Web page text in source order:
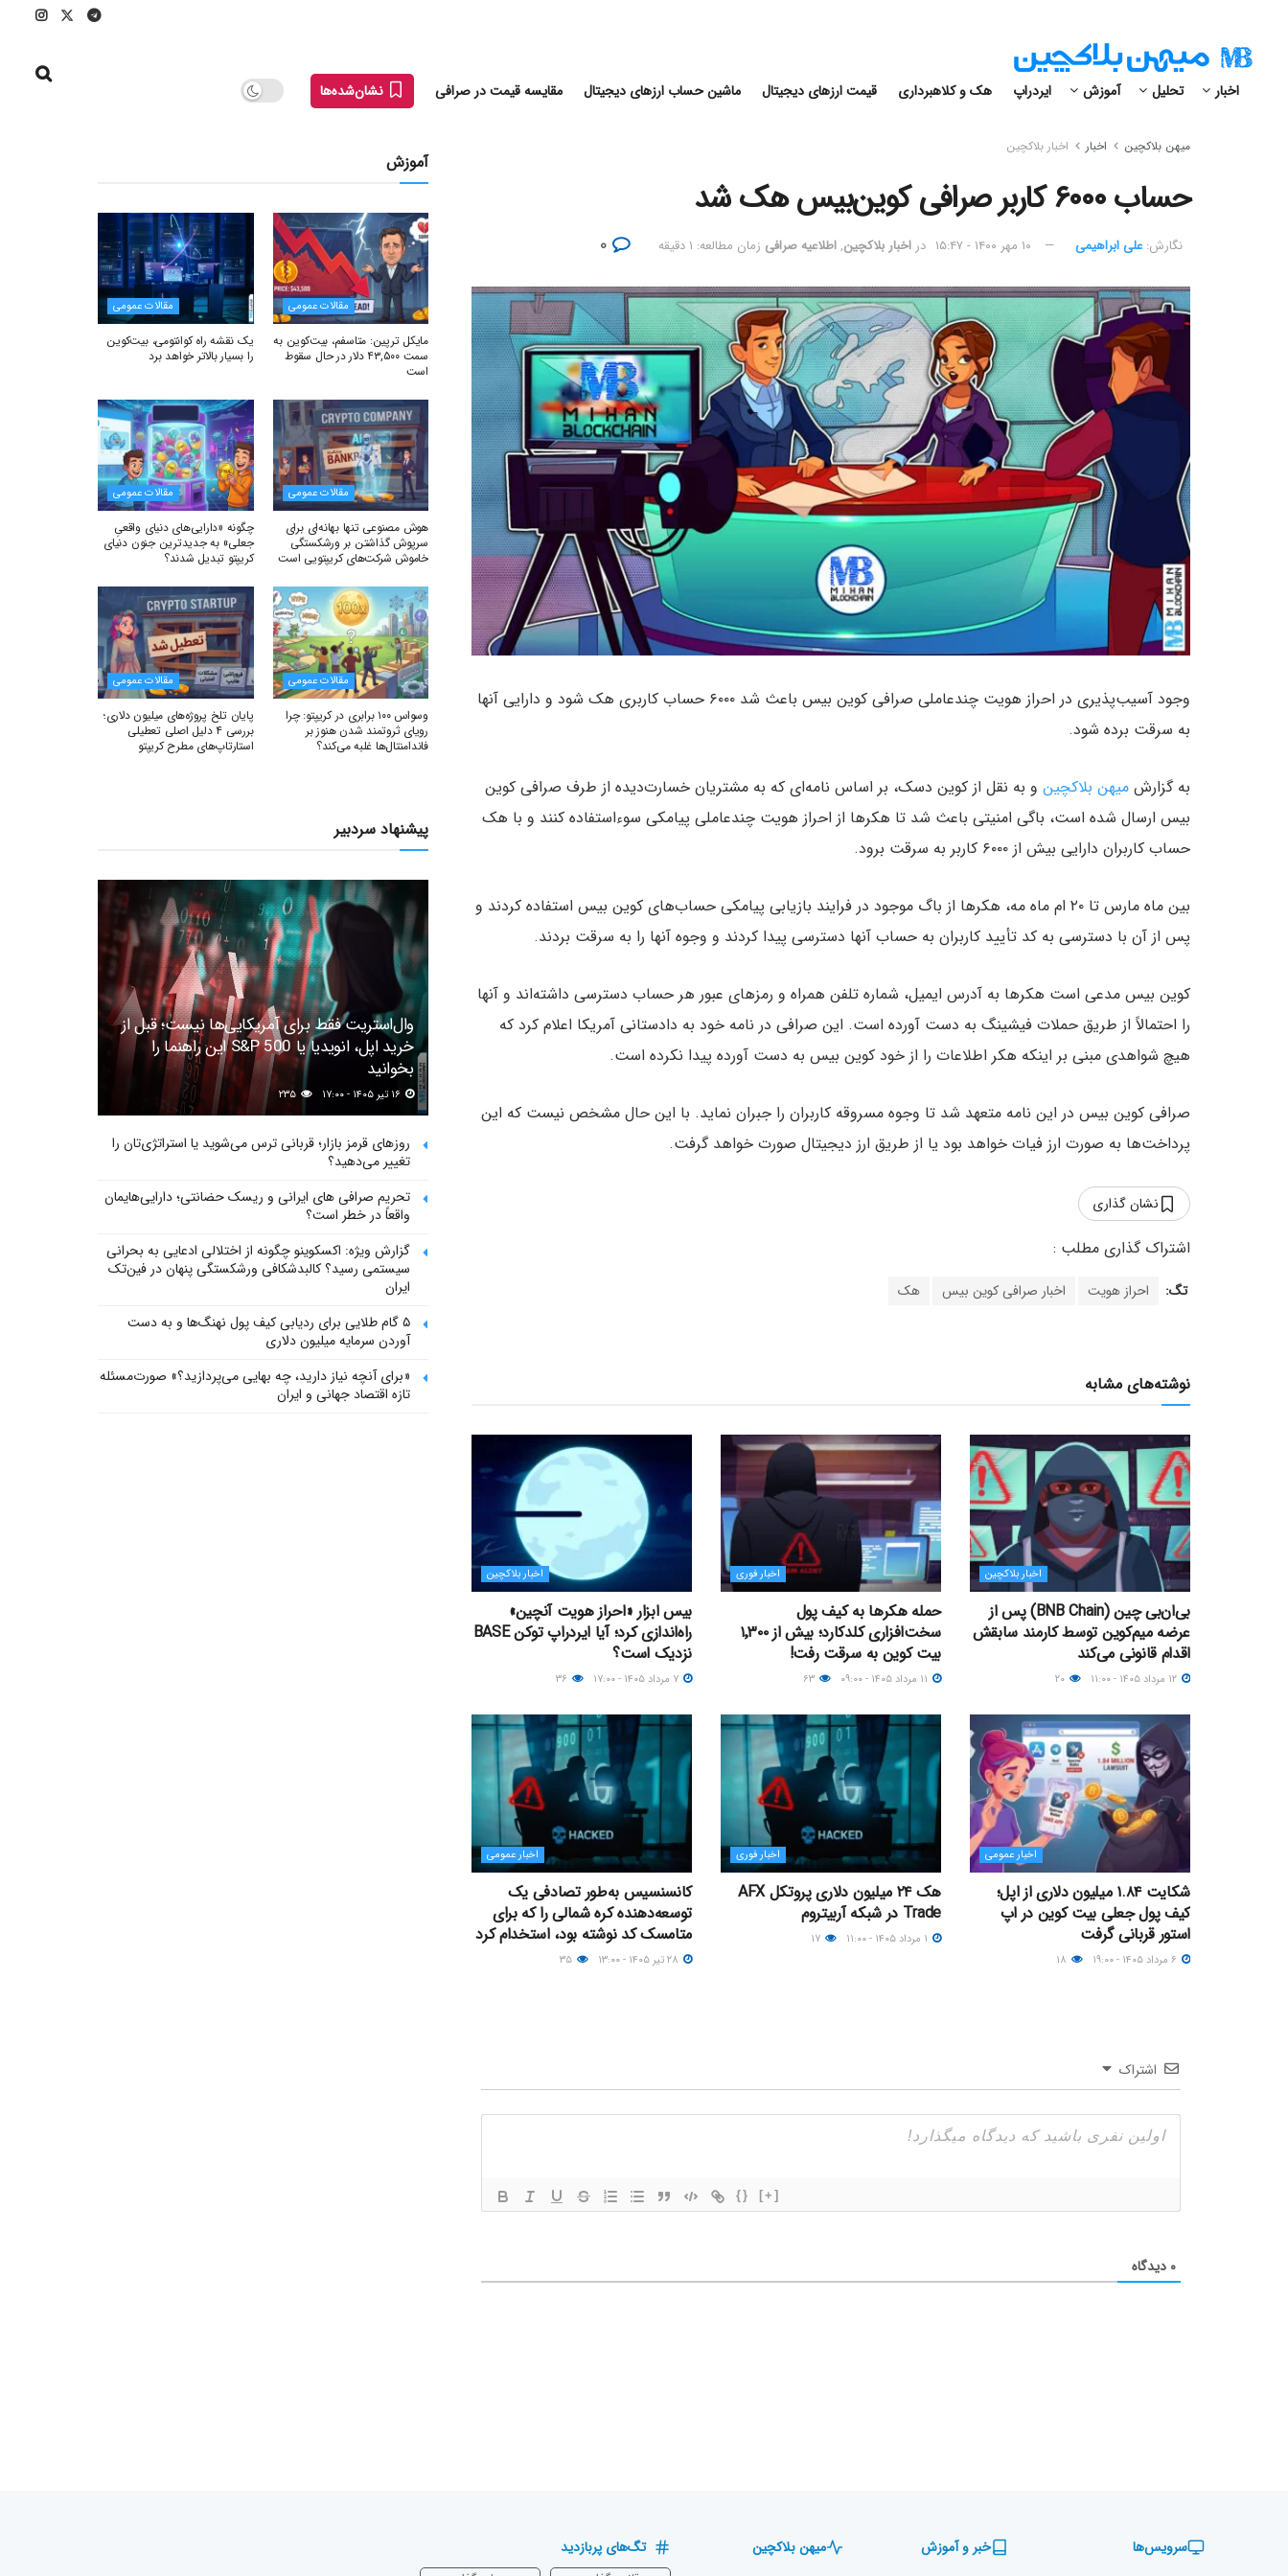
اخبار تحلیل آموزش ایردراپ هک و کلاهبرداری قیمت ارزهای دیجیتال ماشین حساب ارزهای دیجیتال مقایسه قیمت در صرافی نشان‌شده‌ها
میهن بلاکچین اخبار اخبار بلاکچین
حساب ۶۰۰۰ کاربر صرافی کوین‌بیس هک شد
نگارش:‌ علی ابراهیمی ۱۰ مهر ۱۴۰۰ - ۱۵:۴۷ در اخبار بلاکچین,اطلاعیه صرافی زمان مطالعه: ۱ دقیقه
وجود آسیب‌پذیری در احراز هویت چندعاملی صرافی کوین بیس باعث شد ۶۰۰۰ حساب کاربری هک شود و دارایی آنها
به سرقت برده شود.
به گزارش میهن بلاکچین و به نقل از کوین دسک، بر اساس نامه‌ای که به مشتریان خسارت‌دیده از طرف صرافی کوین
بیس ارسال شده است، باگی امنیتی باعث شد تا هکرها از احراز هویت چندعاملی پیامکی سوءاستفاده کنند و با هک
حساب کاربران دارایی بیش از ۶۰۰۰ کاربر به سرقت برود.
بین ماه مارس تا ۲۰ ام ماه مه، هکرها از باگ موجود در فرایند بازیابی پیامکی حساب‌های کوین بیس استفاده کردند و
پس از آن با دسترسی به کد تأیید کاربران به حساب آنها دسترسی پیدا کردند و وجوه آنها را به سرقت بردند.
کوین بیس مدعی است هکرها به آدرس ایمیل، شماره تلفن همراه و رمزهای عبور هر حساب دسترسی داشته‌اند و آنها
را احتمالاً از طریق حملات فیشینگ به دست آورده است. این صرافی در نامه خود به دادستانی آمریکا اعلام کرد که
هیچ شواهدی مبنی بر اینکه هکر اطلاعات را از خود کوین بیس به دست آورده پیدا نکرده است.
صرافی کوین بیس در این نامه متعهد شد تا وجوه مسروقه کاربران را جبران نماید. با این حال مشخص نیست که این
پرداخت‌ها به صورت ارز فیات خواهد بود یا از طریق ارز دیجیتال صورت خواهد گرفت.
نشان گذاری
تگ: احراز هویت اخبار صرافی کوین بیس هک
نوشته‌های مشابه
اخبار بلاکچین
بی‌ان‌بی چین (BNB Chain) پس از
عرضه میم‌کوین توسط کارمند سابقش
اقدام قانونی می‌کند
اخبار فوری
حمله هکرها به کیف پول
سخت‌افزاری کلدکارد؛ بیش از ۱٬۳۰۰
بیت کوین به سرقت رفت!
اخبار بلاکچین
بیس ابزار «احراز هویت آنچین»
راه‌اندازی کرد؛ آیا ایردراپ توکن BASE
نزدیک‌ است؟
اخبار عمومی
شکایت ۱.۸۴ میلیون دلاری از اپل؛
کیف پول جعلی بیت کوین در اپ
استور قربانی گرفت
اخبار فوری
هک ۲۴ میلیون دلاری پروتکل AFX
Trade در شبکه آربیتروم
اخبار عمومی
کانسنسیس به‌طور تصادفی یک
توسعه‌دهنده کره شمالی را که برای
متامسک کد نوشته بود، استخدام کرد
اشتراک
{} [+]
۰ دیدگاه
آموزش
مقالات عمومی
مایکل ترپین: متاسفم، بیت‌کوین به
سمت ۴۳,۵۰۰ دلار در حال سقوط
است
مقالات عمومی
یک نقشه راه کوانتومی، بیت‌کوین
را بسیار بالاتر خواهد برد
مقالات عمومی
هوش مصنوعی تنها بهانه‌ای برای
سرپوش گذاشتن بر ورشکستگی
خاموش شرکت‌های کریپتویی است
مقالات عمومی
چگونه «دارایی‌های دنیای واقعیِ
جعلی» به جدیدترین جنون دنیای
کریپتو تبدیل شدند؟
مقالات عمومی
وسواس ۱۰۰ برابری در کریپتو: چرا
رویای ثروتمند شدن هنوز بر
فاندامنتال‌ها غلبه می‌کند؟
مقالات عمومی
پایان تلخ پروژه‌های میلیون دلاری؛
بررسی ۴ دلیل اصلی تعطیلی
استارتاپ‌های مطرح کریپتو
پیشنهاد سردبیر
وال‌استریت فقط برای آمریکایی‌ها نیست؛ قبل از
خرید اپل، انویدیا یا S&P 500 این راهنما را
بخوانید
روزهای قرمز بازار؛ قربانی ترس می‌شوید یا استراتژی‌تان را
تغییر می‌دهید؟
تحریم صرافی های ایرانی و ریسک حضانتی؛ دارایی‌هایمان
واقعاً در خطر است؟
گزارش ویژه: اکسکوینو چگونه از اختلالی ادعایی به بحرانی
سیستمی رسید؟ کالبدشکافی ورشکستگی پنهان در فین‌تک
ایران
۵ گام طلایی برای ردیابی کیف پول‌ نهنگ‌ها و به دست
آوردن سرمایه میلیون دلاری
«برای آنچه نیاز دارید، چه بهایی می‌پردازید؟» صورت‌مسئله
تازه اقتصاد جهانی و ایران
سرویس‌ها خبر و آموزش میهن بلاکچین تگ‌های پربازدید